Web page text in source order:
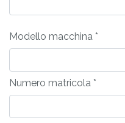
Modello macchina *
Numero matricola *